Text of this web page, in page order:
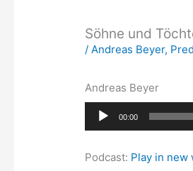
Söhne und
/ Andreas Beyer,
Andreas Beyer
Audio-
Player
00:00
Podcast: Play in new